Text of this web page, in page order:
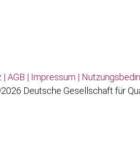
| AGB | Impressum |
Deutsche Gesellschaft für